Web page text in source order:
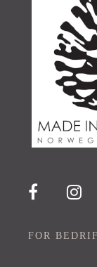
FOR